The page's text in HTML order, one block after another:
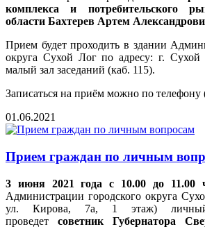
комплекса и потребительского
области Бахтерев Артем
Прием будет проходить в здании
округа Сухой Лог по адресу: г.
малый зал заседаний (каб. 115).
Записаться на приём можно по телефону
01.06.2021
Прием граждан по личным
3 июня2021 года с 10.00 до 11.00
Администрации городского округа
ул. Кирова, 7а, 1 этаж)
проведет советник Губернатора